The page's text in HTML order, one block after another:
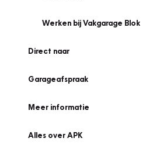
Werken bij Vakgarage Blok
Direct naar
Garageafspraak
Meer informatie
Alles over APK